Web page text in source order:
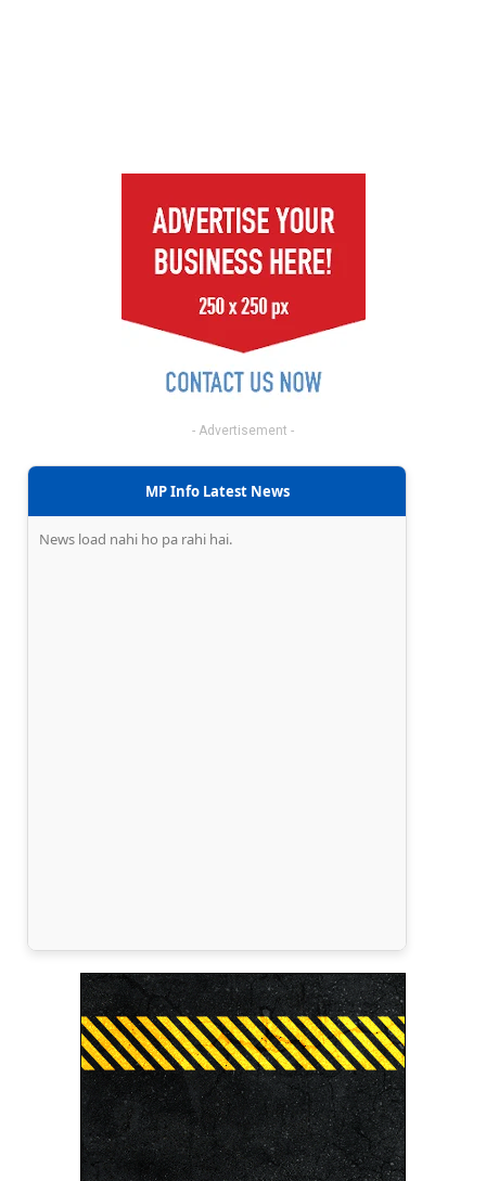
- Advertisement -
MP Info Latest News
News load nahi ho pa rahi hai.